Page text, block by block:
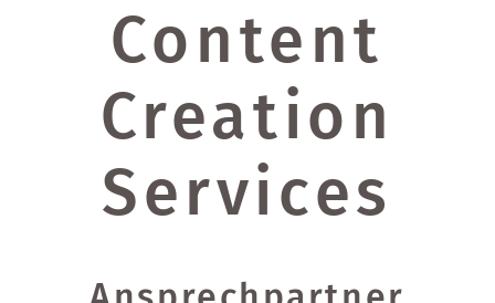
Content
Creation
Services